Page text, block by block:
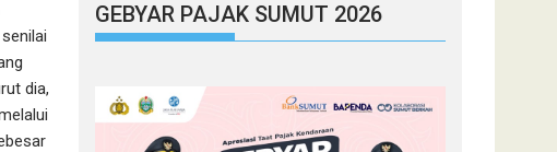
dia,
GEBYAR PAJAK SUMUT 2026